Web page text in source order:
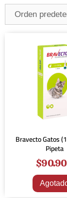
Bravecto Gatos
Pipeta
$